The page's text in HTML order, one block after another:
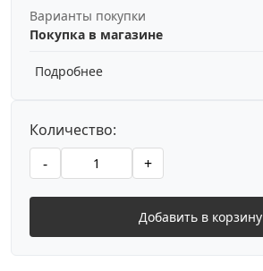
Варианты покупки
Покупка в магазине
Подробнее
Количество:
-
+
Добавить в корзину